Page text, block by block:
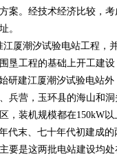
案。经技术经济比较，
。
厦潮汐试验电站工程，
垦工程的基础上开工建设
建江厦潮汐试验电站
兵营，玉环县的海山和
，装机规模都在150kW
末、七十年代初建成
要是这两批电站建设均